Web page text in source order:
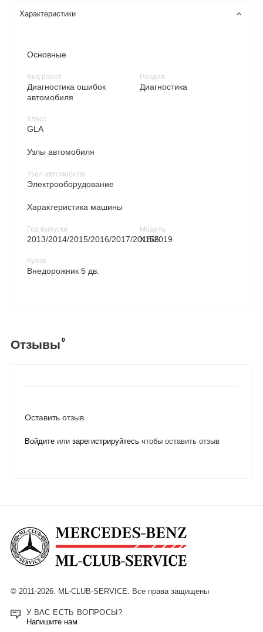
Характеристики
Основные
Вид работ
Диагностика ошибок
автомобиля
Класс
GLA
Раздел
Диагностика
Узлы автомобиля
Узел автомобиля
Электрооборудование
Характеристика машины
Год выпуска
2013/2014/2015/2016/2017/2018/2019
Кузов
Внедорожник 5 дв.
Модель
X156
Отзывы 0
Оставить отзыв
Войдитеили зарегистрируйтесьчтобы оставить отзыв
© 2011-2026. ML-CLUB-SERVICE. Все права защищены
У ВАС ЕСТЬ ВОПРОСЫ?
Напишите нам